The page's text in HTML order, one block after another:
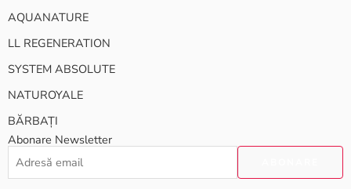
AQUANATURE
LL REGENERATION
SYSTEM ABSOLUTE
NATUROYALE
BĂRBAȚI
Abonare Newsletter